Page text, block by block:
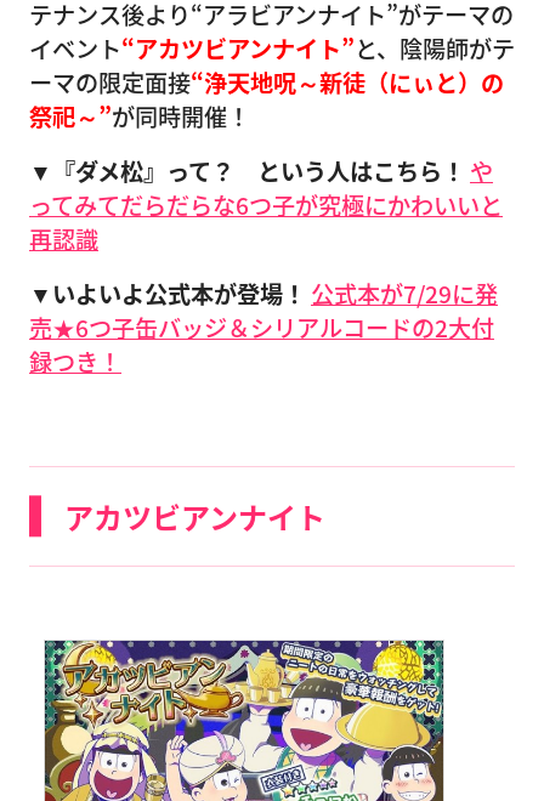
テナンス後より“アラビアンナイト”がテーマの
イベント“アカツビアンナイト”と、陰陽師がテ
ーマの限定面接“浄天地呪～新徒（にぃと）の
祭祀～”が同時開催！
▼『ダメ松』って？ という人はこちら！ や
ってみてだらだらな6つ子が究極にかわいいと
再認識
▼いよいよ公式本が登場！ 公式本が7/29に発
売★6つ子缶バッジ＆シリアルコードの2大付
録つき！
アカツビアンナイト